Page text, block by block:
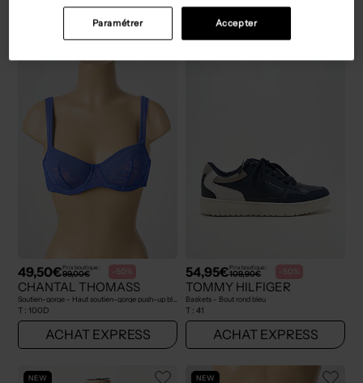
ACHAT EXPRESS ACHAT EXPRESS
49,50€Prix boutique :
99,00€ -50%
CHANTAL THOMASS
T : 100D
ACHAT EXPRESS
54,95€Prix boutique :
109,90€ -50%
TOMMY HILFIGER
Baskets - Bout rond bleu
T : 41
ACHAT EXPRESS
NEW NEW
Accepter
Paramétrer